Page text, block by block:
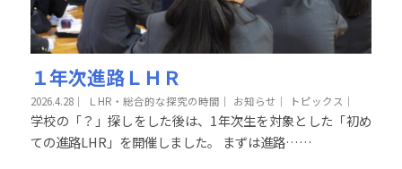
１年次進路ＬＨＲ
2026.4.28 ｜ ＬHR・総合的な探究の時間｜ お知らせ｜ トピックス｜
学校の「？」探しをした後は、1年次生を対象とした「初め
ての進路LHR」を開催しました。 まずは進路……